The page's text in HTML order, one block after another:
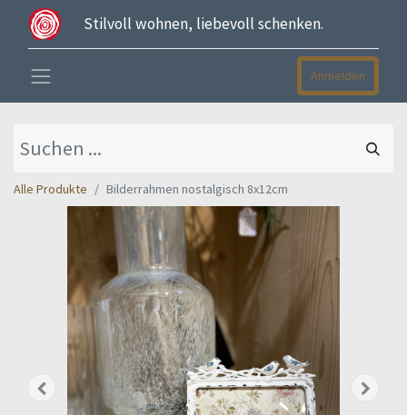
Stilvoll wohnen, liebevoll schenken.
Anmelden
Alle Produkte Bilderrahmen nostalgisch 8x12cm